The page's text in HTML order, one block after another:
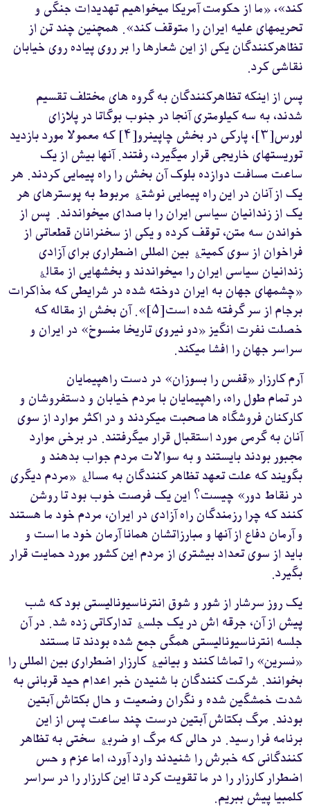
کند»، «ما از حکومت آمریکا میخواهیم تهدیدات جنگی و
تحریمهای علیه ایران را متوقف کند». همچنین چند تن از
تظاهرکنندگان یکی از این شعارها را بر روی پیاده روی خیابان
نقاشی کرد.
پس از اینکه تظاهرکنندگان به گروه های مختلف تقسیم
شدند، به سه کیلومتری آنجا در جنوب بوگاتا در پلازای
لورس[۳]، پارکی در بخش چاپینرو[۴] که معمولا مورد بازدید
توریستهای خاریجی قرار میگیرد، رفتند. آنها بیش از یک
ساعت مسافت دوازده بلوک آن بخش را راه پیمایی کردند. هر
یک از آنان در این راه پیمایی نوشتۀ مربوط به پوسترهای هر
یک از زندانیان سیاسی ایران را با صدای میخواندند. پس از
خواندن سه متن، توقف کرده و یکی از سخنرانان قطعاتی از
فراخوان از سوی کمیتۀ بین المللی اضطراری برای آزادی
زندانیان سیاسی ایران را میخواندند و بخشهایی از مقالۀ
«چشمهای جهان به ایران دوخته شده در شرایطی که مذاکرات
برجام از سر گرفته شده است[۵]». آن بخش از مقاله که
خصلت نفرت انگیز «دو نیروی تاریخا منسوخ» در ایران و
سراسر جهان را افشا میکند.
آرم کارزار «قفس را بسوزان» در دست راهپیمایان
در تمام طول راه، راهپیمایان با مردم خیابان و دستفروشان و
کارکنان فروشگاه ها صحبت میکردند و در اکثر موارد از سوی
آنان به گرمی مورد استقبال قرار میگرفتند. در برخی موارد
مجبور بودند بایستند و به سوالات مردم جواب بدهند و
بگویند که علت تعهد تظاهر کنندگان به مسالۀ «مردم دیگری
در نقاط دور» چیست؟ این یک فرصت خوب بود تا روشن
کنند که چرا رزمندگان راه آزادی در ایران، مردم خود ما هستند
و آرمان دفاع از آنها و مبارزاتشان همانا آرمان خود ما است و
باید از سوی تعداد بیشتری از مردم این کشور مورد حمایت قرار
بگیرد.
یک روز سرشار از شور و شوق انترناسیونالیستی بود که شب
پیش از آن، جرقه اش در یک جلسۀ تدارکاتی زده شد. در آن
جلسه انترناسیونالیستی همگی جمع شده بودند تا مستند
«نسرین» را تماشا کنند و بیانیۀ کارزار اضطراری بین المللی را
بخوانند. شرکت کنندگان با شنیدن خبر اعدام حید قربانی به
شدت خمشگین شده و نگران وضعیت و حال بکتاش آبتین
بودند. مرگ بکتاش آبتین درست چند ساعت پس از این
برنامه فرا رسید. در حالی که مرگ او ضربۀ سختی به تظاهر
کنندگانی که خبرش را شنیدند وارد آورد، اما عزم و حس
اضطرار کارزار را در ما تقویت کرد تا این کارزار را در سراسر
کلمبیا پیش ببریم.